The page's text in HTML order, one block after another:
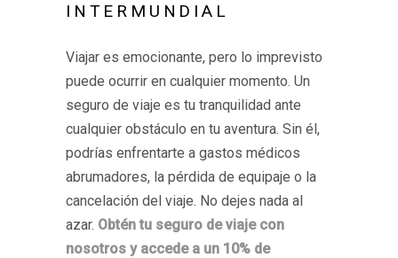
INTERMUNDIAL
Viajar es emocionante, pero lo imprevisto
puede ocurrir en cualquier momento. Un
seguro de viaje es tu tranquilidad ante
cualquier obstáculo en tu aventura. Sin él,
podrías enfrentarte a gastos médicos
abrumadores, la pérdida de equipaje o la
cancelación del viaje. No dejes nada al
azar. Obtén tu seguro de viaje con
nosotros y accede a un 10% de